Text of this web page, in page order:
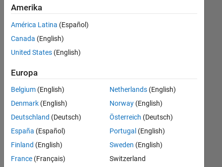
Quality Engineering
Release Engineering
Software Process Engineering
Technical Writing
Derzeit
es
keine
offenen
Stellen,
Ihren
Suchkriterien
entsprechen.
können
die
Suchkriterien
weiter
fassen
Amerika
América Latina (Español)
Canada (English)
United States (English)
Europa
Belgium (English)
Denmark (English)
Deutschland (Deutsch)
España (Español)
Finland (English)
France (Français)
Netherlands(English)
Norway(English)
Österreich (Deutsch)
Portugal (English)
Sweden (English)
Switzerland